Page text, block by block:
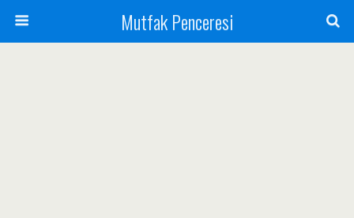
Mutfak Penceresi